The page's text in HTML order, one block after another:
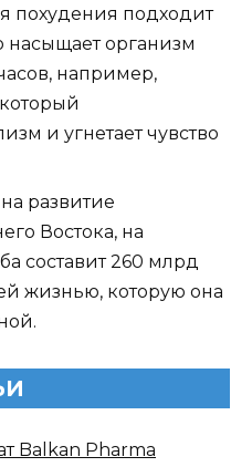
похудения подходит
насыщает организм
например,
и угнетает чувство
развитие
Востока, на
составит 260 млрд
жизнью, которую она
Balkan Pharma